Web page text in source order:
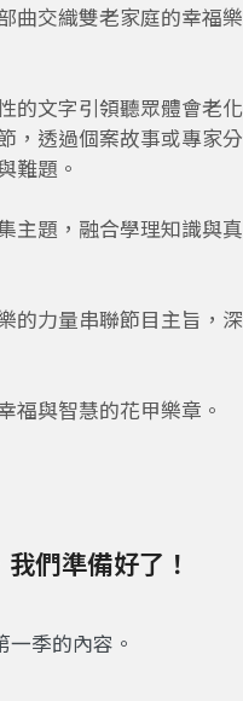
曲交織雙老家庭的幸福樂
的文字引領聽眾體會老化
，透過個案故事或專家分
難題。
主題，融合學理知識與真
的力量串聯節目主旨，深
福與智慧的花甲樂章。
們準備好了！
季的內容。